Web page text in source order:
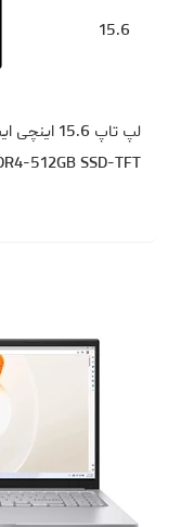
15.6
512GB SSD-TFT